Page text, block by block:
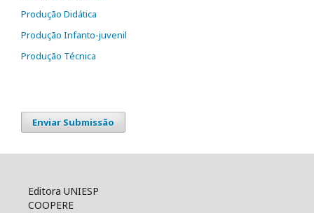
Produção Didática
Produção Infanto-juvenil
Produção Técnica
Enviar Submissão
Editora UNIESP
COOPERE